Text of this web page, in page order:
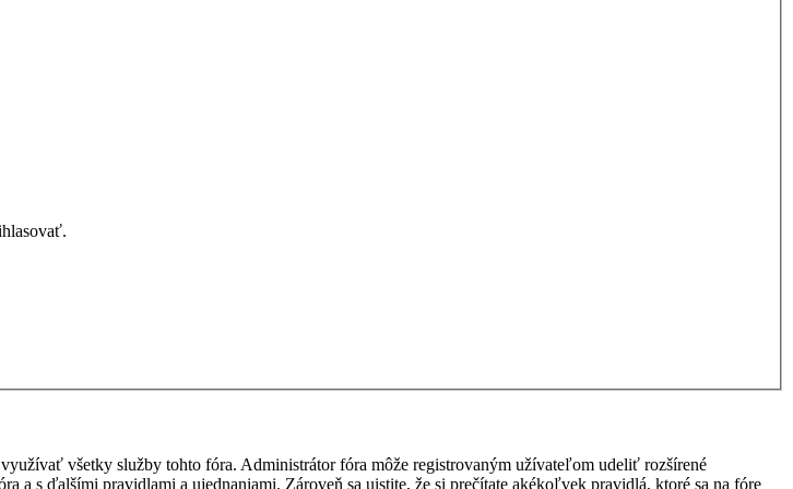
všetky služby tohto fóra. Administrátor fóra môže registrovaným užívateľom udeliť rozšírené
a s ďalšími pravidlami a ujednaniami. Zároveň sa uistite, že si prečítate akékoľvek pravidlá, ktoré sa na fóre